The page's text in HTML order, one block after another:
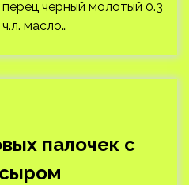
черный молотый 0.3
масло…
палочек с